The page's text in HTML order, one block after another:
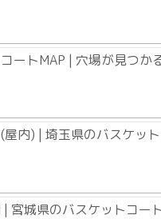
ートMAP | 穴場が見つか
内) | 埼玉県のバスケッ
宮城県のバスケットコー